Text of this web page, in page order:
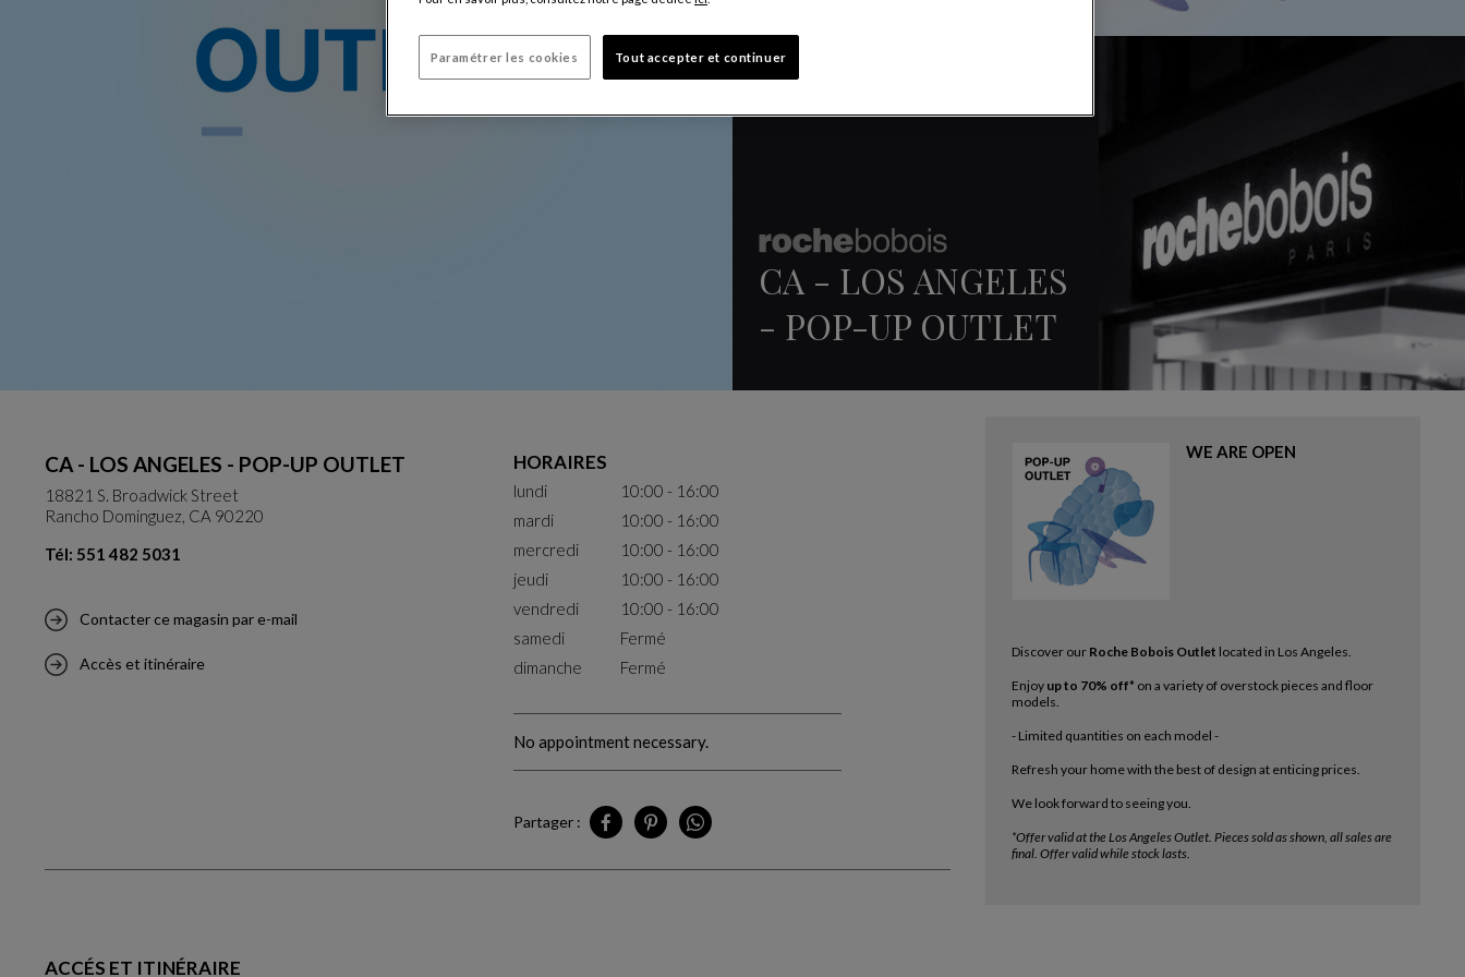
CA - LOS ANGELES
- POP-UP OUTLET
CA - LOS ANGELES - POP-UP OUTLET
18821 S. Broadwick Street
Rancho Dominguez, CA 90220
Tél: 551 482 5031
Contacter ce magasin par e-mail
Accès et itinéraire
HORAIRES
lundi
10:00 - 16:00
mardi
10:00 - 16:00
mercredi
10:00 - 16:00
jeudi
10:00 - 16:00
vendredi
10:00 - 16:00
samedi
Fermé
dimanche
Fermé
No appointment necessary.
Partager :
Partager CA - Los Angeles - Pop-Up Outlet sur Pinterest
Partager CA - Los Angeles - Pop-Up Outlet sur Whatsapp
WE ARE OPEN
Discover ourRoche Bobois Outlet located in Los Angeles.
Enjoy up to 70% off* on a variety of overstock pieces and floor
models.
- Limited quantities on each model -
Refresh your home with the best of design at enticing prices.
We look forward to seeing you.
*Offer valid at the Los Angeles Outlet. Pieces sold as shown, all sales are
final. Offer valid while stock lasts.
ACCÉS ET ITINÉRAIRE
Paramétrer les cookies Tout accepter et continuer